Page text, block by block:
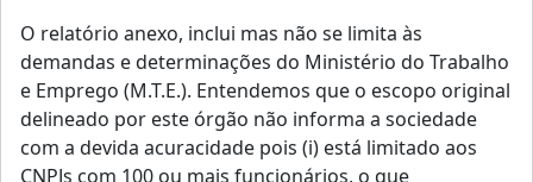
O relatório anexo, inclui mas não se limita às
demandas e determinações do Ministério do Trabalho
e Emprego (M.T.E.). Entendemos que o escopo original
delineado por este órgão não informa a sociedade
com a devida acuracidade pois (i) está limitado aos
CNPJs com 100 ou mais funcionários, o que